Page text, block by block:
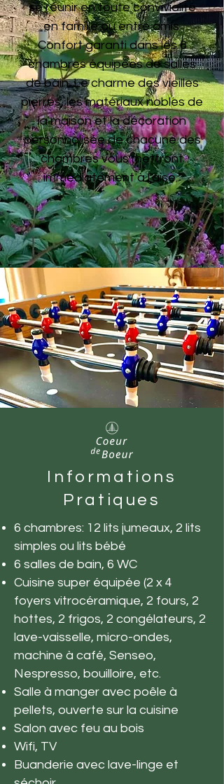
se réunir en toute convivialité
en famille ou entre amis.
Confort garanti dans les 6
chambres équipées de salles
de bain. Le charme des vieilles
pierres, les matériaux nobles de
la maison et la décoration
personnalisée de chacune des
chambres vous mettront
immédiatement à l'aise.
.
Informations
Pratiques
6 chambres: 12 lits jumeaux, 2 lits
simples ou lits bébé
6 salles de bain, 6 WC
Cuisine super équipée (2 x 4
foyers vitrocéramique, 2 fours, 2
hottes, 2 frigos, 2 congélateurs, 2
lave-vaisselle, micro-ondes,
machine à café, Senseo,
Nespresso, bouilloire, etc.
Salle à manger avec poêle à
pellets, ouverte sur la cuisine
Salon avec feu au bois
Wifi, TV
Buanderie avec lave-linge et